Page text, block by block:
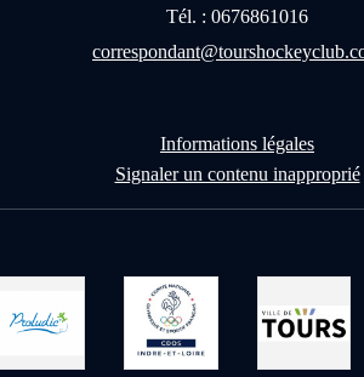
Tél. : 0676861016
Informations légales
Signaler un contenu inapproprié